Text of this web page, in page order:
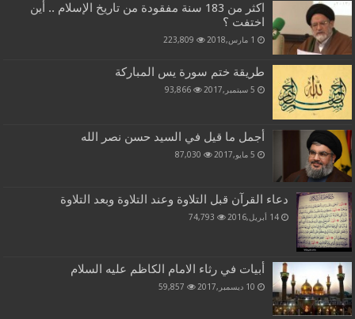
اكثر من 183 سنة مفقودة من تاريخ الإسلام .. أين
اختفت ؟
1 مارس,2018 223,809
طريقة ختم سورة يس المباركة
5 سبتمبر,2017 93,866
أجمل ما قيل في السيد حسن نصر الله
5 مايو,2017 87,030
دعاء القرآن قبل التلاوة وعند التلاوة وبعد التلاوة
14 أبريل,2016 74,793
أبيات في رثاء الامام الكاظم عليه السلام
10 ديسمبر,2017 59,857